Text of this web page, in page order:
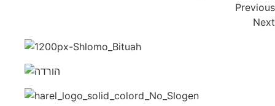
Previous
Next